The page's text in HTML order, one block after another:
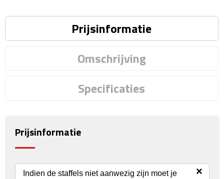
Veiligheidshamers
Fietsbellen
Fietstassen
Fiets telefoonhouders
Prijsinformatie
Omschrijving
Specificaties
Prijsinformatie
Indien de staffels niet aanwezig zijn moet je
×